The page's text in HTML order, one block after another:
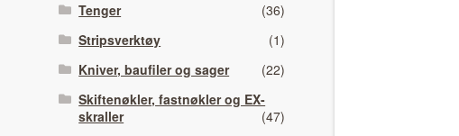
Tenger
(36)
Stripsverktøy
(1)
Kniver, baufiler og sager
(22)
Skiftenøkler, fastnøkler og EX-
skraller
(47)